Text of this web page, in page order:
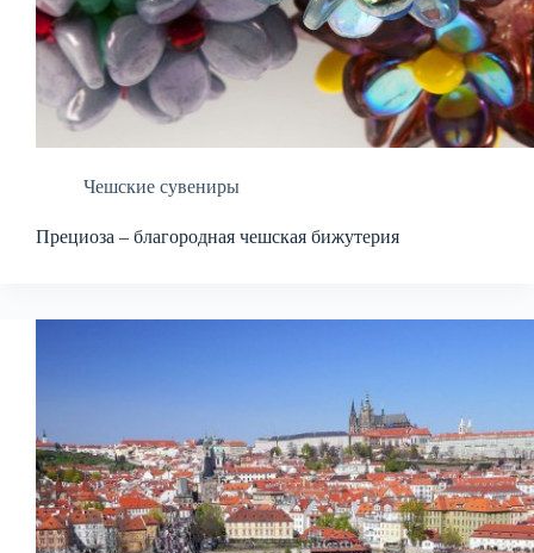
Чешские сувениры
Прециоза – благородная чешская бижутерия